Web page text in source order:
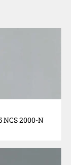
NCS 2000-N